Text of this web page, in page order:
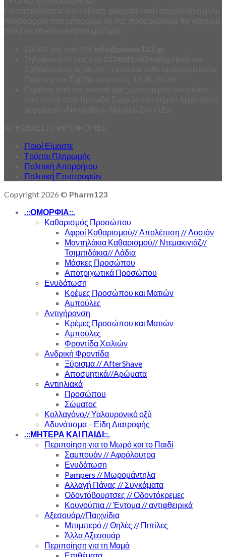
Ποιοί Είμαστε
Τρόποι Πληρωμής
Πολιτική Απορρήτου
Πολιτική Επιστροφών
Copyright 2026 © Pharm123
.::ΟΜΟΡΦΙΑ::.
Καθαρισμός Προσώπου
Αφροί Καθαρισμού// Απολέπιση // Λοσιόν
Μαντηλάκια Καθαρισμού// Ντεμακιγιάζ//
Τσιμπιδάκια// Λάδια
Μάσκες Προσώπου
Αποτριχωτικά Προσώπου
Ενυδάτωση
Κρέμες Προσώπου και Ματιών
Αμπούλες
Αντιγήρανση
Κρέμες Προσώπου και Ματιών
Αμπούλες
Φροντίδα Χειλιών
Ανδρική Φροντίδα
Ξύρισμα // AfterShave
Αποσμητικά//Αρώματα
Αντιηλιακά
Προσώπου
Σώματος
Κολλαγόνο// Υαλουρονικό οξύ
Αδυνάτισμα – Είδη Διατροφής
.::ΜΗΤΕΡΑ ΚΑΙ ΠΑΙΔΙ::.
Περιποίηση για το Μωρό και το Παιδί
Σαμπουάν // Αφρόλουτρα
Ενυδάτωση
Pampers // Μωρομάντηλα
Αλλαγή Πάνας // Συγκάματα
Οδοντόβουρτσες // Οδοντόκρεμες
Κουνούπια // Έντομα // αντιφθειρικά
Αξεσουάρ//Παιχνίδια
Μπιμπερό // Θηλές // Πιπίλες
Άλλα Αξεσουάρ
Περιποίηση για τη Μαμά